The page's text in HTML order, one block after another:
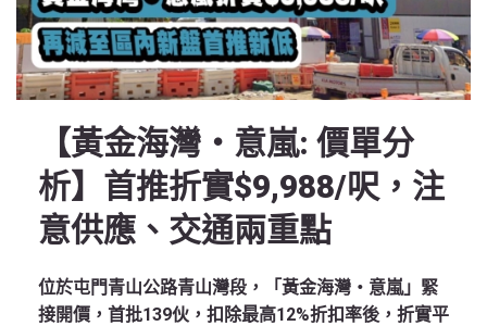
【黃金海灣‧意嵐: 價單分
析】首推折實$9,988/呎，注
意供應、交通兩重點
位於屯門青山公路青山灣段，「黃金海灣‧意嵐」緊
接開價，首批139伙，扣除最高12%折扣率後，折實平